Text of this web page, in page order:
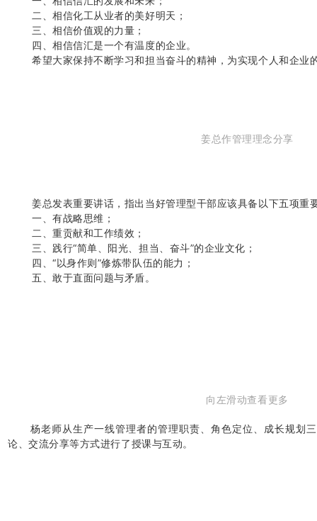
二、相信化工从业者的美好明天；
三、相信价值观的力量；
四、相信信汇是一个有温度的企业。
希望大家保持不断学习和担当奋斗的精神，为实现个人和企业
姜总作管理理念分享
姜总发表重要讲话，指出当好管理型干部应该具备以下五项重
一、有战略思维；
二、重贡献和工作绩效；
三、践行“简单、阳光、担当、奋斗”的企业文化；
四、“以身作则”修炼带队伍的能力；
五、敢于直面问题与矛盾。
向左滑动查看更多
杨老师从生产一线管理者的管理职责、角色定位、成长规划
论、交流分享等方式进行了授课与互动。